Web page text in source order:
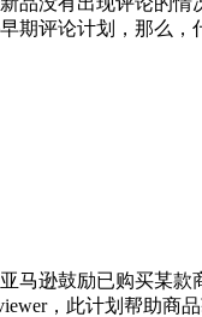
期评论计划，那么
马逊鼓励已购买某
，此计划帮助商